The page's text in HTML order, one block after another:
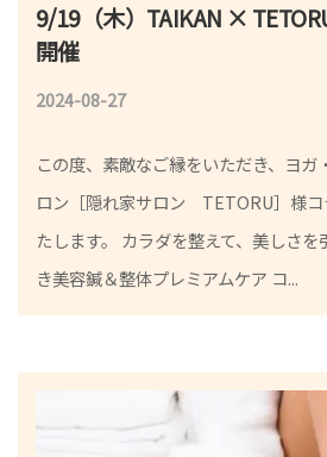
9/19（木）TAIKAN ×
開催
2024-08-27b
院
長
小
祐
この度、素敵なご縁をいただき、ヨガ
ロン［隠れ家サロン TETORU］様コ
たします。 カラダを整えて、美しさ
き美容鍼＆整体プレミアムケア コ...